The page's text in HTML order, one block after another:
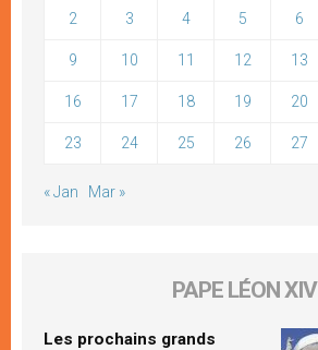
2 3 4 5 6
9 10 11 12 13
16 17 18 19 20
23 24 25 26 27
« Jan Mar »
PAPE LÉON XIV
Les prochains grands